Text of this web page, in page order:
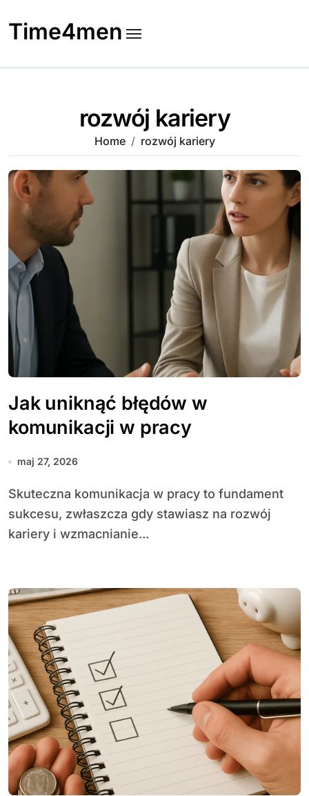
to
content
Time4men
rozwój kariery
Home rozwój kariery
Jak uniknąć błędów w
komunikacji w pracy
maj 27, 2026
Skuteczna komunikacja w pracy to fundament
sukcesu, zwłaszcza gdy stawiasz na rozwój
kariery i wzmacnianie...